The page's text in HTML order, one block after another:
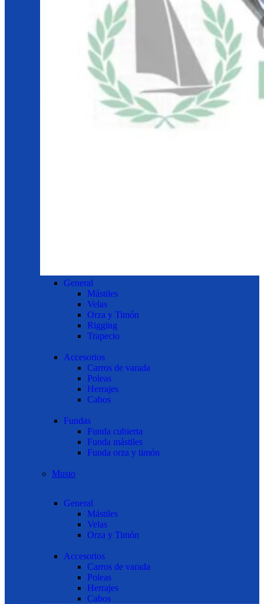
General
Mástiles
Velas
Orza y Timón
Rigging
Trapecio
Accesorios
Carros de varada
Poleas
Herrajes
Cabos
Fundas
Funda cubierta
Funda mástiles
Funda orza y timón
Musto
General
Mástiles
Velas
Orza y Timón
Accesorios
Carros de varada
Poleas
Herrajes
Cabos